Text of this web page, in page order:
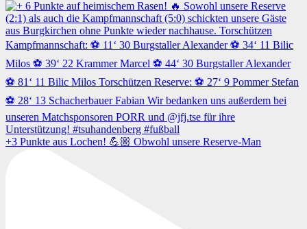
+3 Punkte aus Lochen! 💪🏼 Obwohl unsere Reserve-Man